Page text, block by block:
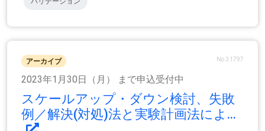
アーカイブ No.31797
2023年1月30日（月） まで申込受付中
スケールアップ・ダウン検討、失敗
例／解決(対処)法と実験計画法によ...